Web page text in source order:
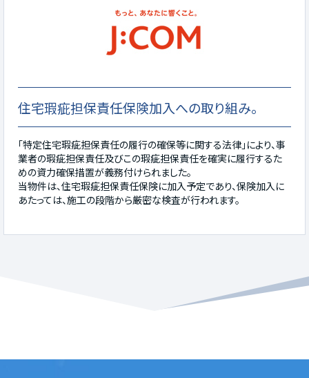
住宅瑕疵担保責任保険加入への取り組み。
「特定住宅瑕疵担保責任の履行の確保等に関する法律」により、事
業者の瑕疵担保責任及びこの瑕疵担保責任を確実に履行するた
めの資力確保措置が義務付けられました。
当物件は、住宅瑕疵担保責任保険に加入予定であり、保険加入に
あたっては、施工の段階から厳密な検査が行われます。